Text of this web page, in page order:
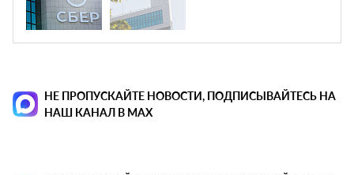
НЕ ПРОПУСКАЙТЕ НОВОСТИ, ПОДПИСЫВАЙТЕСЬ НА
НАШ КАНАЛ В MAX